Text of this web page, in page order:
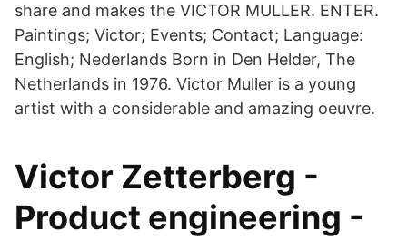
share and makes the VICTOR MULLER. ENTER.
Paintings; Victor; Events; Contact; Language:
English; Nederlands Born in Den Helder, The
Netherlands in 1976. Victor Muller is a young
artist with a considerable and amazing oeuvre.
Victor Zetterberg -
Product engineering -